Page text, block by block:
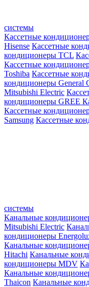
системы
Кассетные
Hisense Кассетные
кондиционеры TCL
Кассетные
Toshiba Кассетные
кондиционеры General
Mitsubishi Electric
кондиционеры GREE
Кассетные
Samsung Кассетные
системы
Канальные
Mitsubishi Electric
кондиционеры
Канальные
Hitachi Канальные
кондиционеры MDV
Канальные
Thaicon Канальные